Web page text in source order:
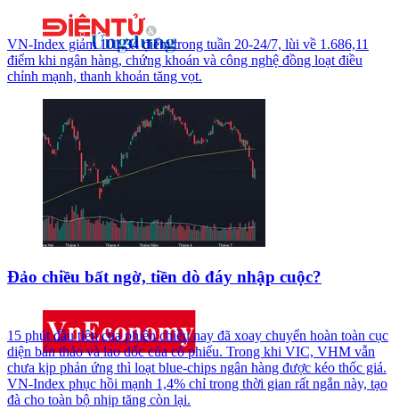
VN-Index giảm 101,34 điểm trong tuần 20-24/7, lùi về 1.686,11
điểm khi ngân hàng, chứng khoán và công nghệ đồng loạt điều
chỉnh mạnh, thanh khoản tăng vọt.
Đảo chiều bất ngờ, tiền dò đáy nhập cuộc?
15 phút đầu tiên của phiên chiều nay đã xoay chuyển hoàn toàn cục
diện bán tháo và lao dốc của cổ phiếu. Trong khi VIC, VHM vẫn
chưa kịp phản ứng thì loạt blue-chips ngân hàng được kéo thốc giá.
VN-Index phục hồi mạnh 1,4% chỉ trong thời gian rất ngắn này, tạo
đà cho toàn bộ nhịp tăng còn lại.